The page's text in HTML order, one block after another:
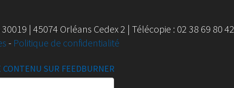
| 45074 Orléans Cedex 2 | Télécopie : 02 38 69 80 42
- Politique de confidentialité
SUR FEEDBURNER